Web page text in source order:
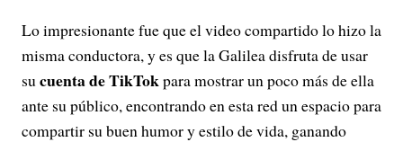
Lo impresionante fue que el video compartido lo hizo la
misma conductora, y es que la Galilea disfruta de usar
sucuenta de TikTokpara mostrar un poco más de ella
ante su público, encontrando en esta red un espacio para
compartir su buen humor y estilo de vida, ganando